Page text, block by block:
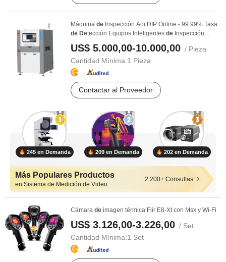
Máquina de Inspección Aoi DIP Online - 99.99% Tasa
de Detección Equipos Inteligentes de Inspección ...
US$ 5.000,00-10.000,00 / Pieza
Cantidad Mínima:1 Pieza
Contactar al Proveedor
245 en Demanda 209 en Demanda 202 en Demanda
Más Populares Productos
en Sistema de Medición de Video
2.200+ Consultas
Cámara de imagen térmica Flir E8-Xt con Msx y Wi-Fi
US$ 3.126,00-3.226,00 / Set
Cantidad Mínima:1 Set